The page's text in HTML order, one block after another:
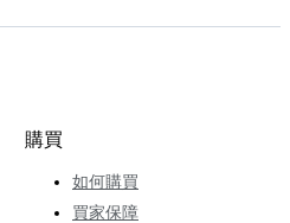
購買
如何購買
買家保障